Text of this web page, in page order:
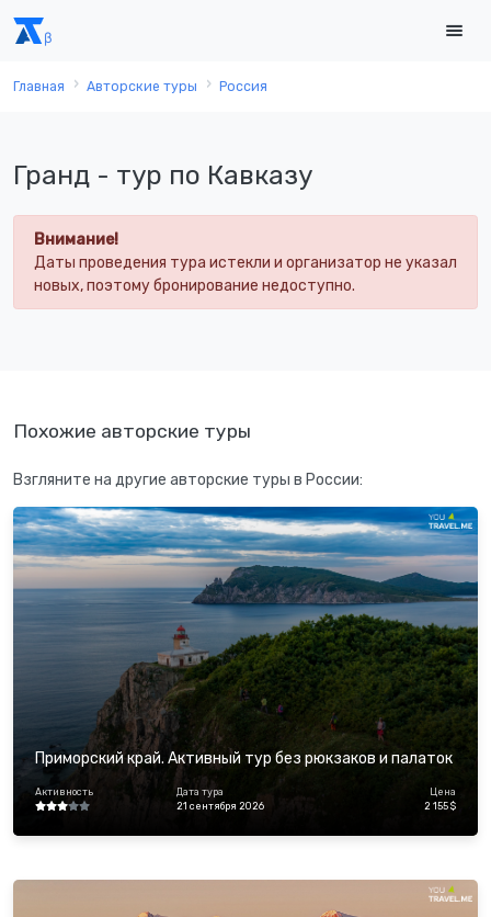
Главная Авторские туры Россия
Гранд - тур по Кавказу
Внимание!
Даты проведения тура истекли и организатор не указал
новых, поэтому бронирование недоступно.
Похожие авторские туры
Взгляните на другие авторские туры в России:
Приморский край. Активный тур без рюкзаков и палаток
Активность
Дата тура
21 сентября 2026
Цена
2 155 $